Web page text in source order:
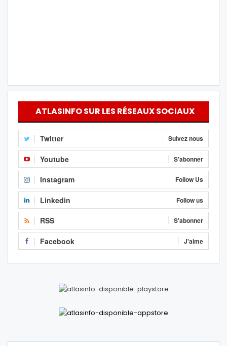
ATLASINFO SUR LES RÉSEAUX SOCIAUX
Twitter Suivez nous
Youtube S'abonner
Instagram Follow Us
Linkedin Follow us
RSS S'abonner
Facebook J'aime